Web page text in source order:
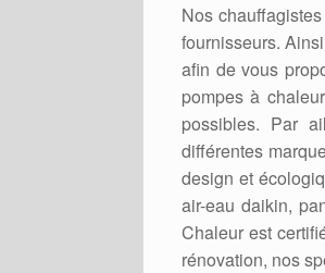
Nos
fournisseurs.
afin de vous
pompes à
possibles. Par
différentes
design et
air-eau daikin,
Chaleur est
rénovation, nos